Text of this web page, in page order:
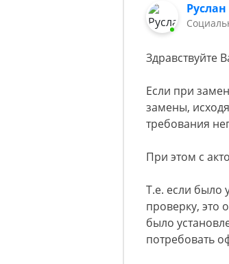
Здравствуйте
Если при
замены,
требования
При этом с
Т.е. если было
проверку, это
было
потребовать